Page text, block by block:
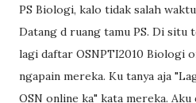
PS Biologi, kalo tidak salah
Datang d ruang tamu PS. Di situ
lagi daftar OSNPTI2010 Biologi
ngapain mereka. Ku tanya aja
OSN online ka" kata mereka.